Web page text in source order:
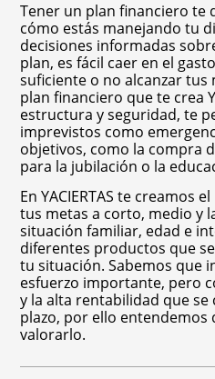
Tener un plan financiero te
cómo estás manejando tu
decisiones informadas
plan, es fácil caer en el
suficiente o no alcanzar tus
plan financiero que te crea
estructura y seguridad, te
imprevistos como
objetivos, como la compra
para la jubilación o la
En YACIERTAS te creamos
tus metas a corto, medio y
situación familiar, edad e
diferentes productos que
tu situación. Sabemos que
esfuerzo importante, pero
y la alta rentabilidad que se
plazo, por ello entendemos
valorarlo.